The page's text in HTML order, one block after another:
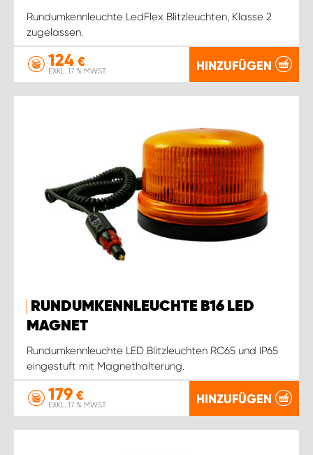
Rundumkennleuchte LedFlex Blitzleuchten, Klasse 2
zugelassen.
124 €
EXKL. 17 % MWST. HINZUFÜGEN
RUNDUMKENNLEUCHTE B16 LED
MAGNET
Rundumkennleuchte LED Blitzleuchten RC65 und IP65
eingestuft mit Magnethalterung.
179 €
EXKL. 17 % MWST. HINZUFÜGEN